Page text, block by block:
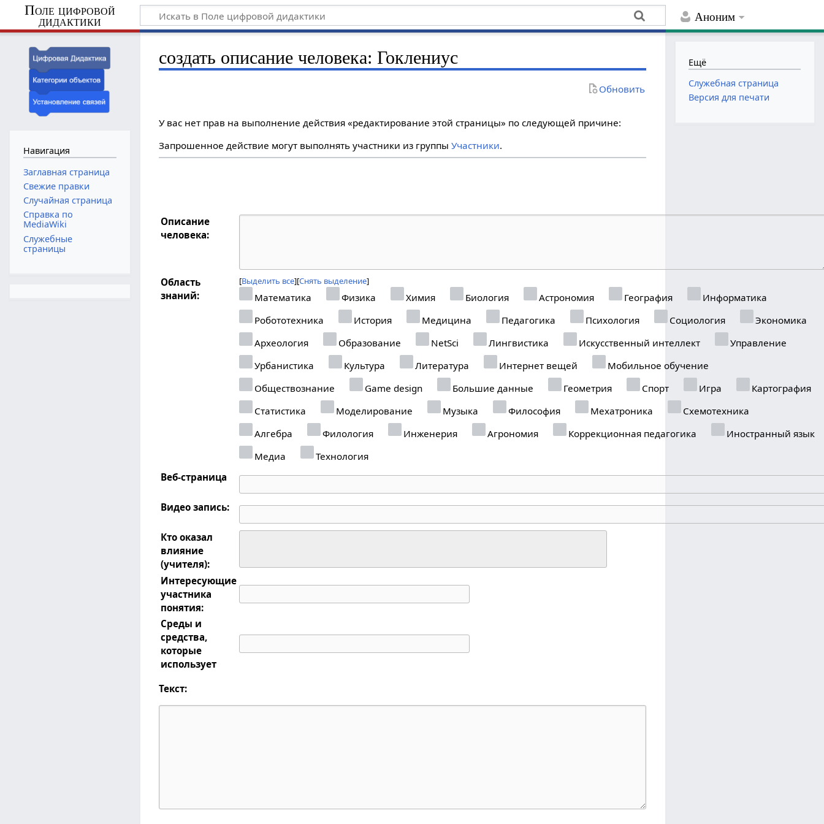
Аноним
Поле цифровой
дидактики
создать описание человека: Гоклениус
Обновить
У вас нет прав на выполнение действия «редактирование этой страницы» по следующей причине:
Запрошенное действие могут выполнять участники из группыУчастники.
Описание
человека:
Область
знаний:
Выделить все Снять выделение
Математика Физика Химия Биология Астрономия География
Информатика
Робототехника
История Медицина Педагогика Психология Социология
Экономика
Археология
Образование NetSci Лингвистика Искусственный интеллект
Управление
Урбанистика
Культура Литература Интернет вещей
Мобильное обучение
Обществознание
Game design Большие данные Геометрия Спорт Игра
Картография
Статистика
Моделирование Музыка Философия Мехатроника
Схемотехника
Алгебра
Филология Инженерия Агрономия Коррекционная педагогика
Иностранный язык
Медиа
Технология
Веб-страница
Видео запись:
Кто оказал
влияние
(учителя):
Интересующие
участника
понятия:
Среды и
средства,
которые
использует
Текст:
Навигация
Заглавная страница
Свежие правки
Случайная страница
Справка по
MediaWiki
Служебные
страницы
Ещё
Служебная страница
Версия для печати